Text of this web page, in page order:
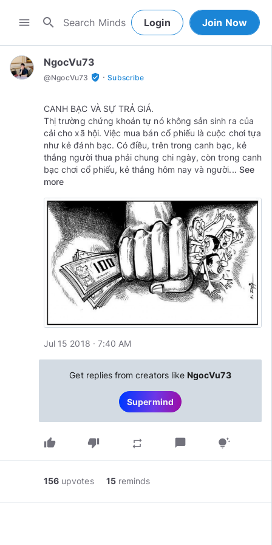
menu search Login Join Now
NgocVu73
@NgocVu73 verified_user · Subscribe
CANH BẠC VÀ SỰ TRẢ GIÁ.
Thị trường chứng khoán tự nó không sản sinh ra của
cải cho xã hội. Việc mua bán cổ phiếu là cuộc chơi tựa
như kẻ đánh bạc. Có điều, trên trong canh bạc, kẻ
thắng người thua phải chung chi ngày, còn trong canh
bạc chơi cổ phiếu, kẻ thắng hôm nay và người... See
more
Jul 15 2018 · 7:40 AM
Get replies from creators like NgocVu73
Supermind
thumb_up thumb_down repeat chat_bubble tips_and_updates
156 upvotes 15 reminds